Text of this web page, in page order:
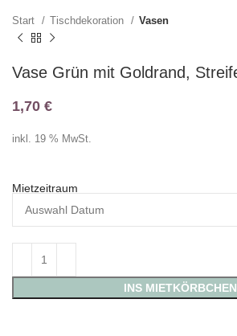
Start Tischdekoration Vasen
Vase Grün mit Goldrand,
1,70 €
inkl. 19 % MwSt.
Mietzeitraum
INS MIETKÖRBCHEN